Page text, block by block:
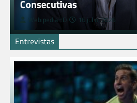
Entrevistas
Consecutivas
WebipediaHD 16 julio, 2026